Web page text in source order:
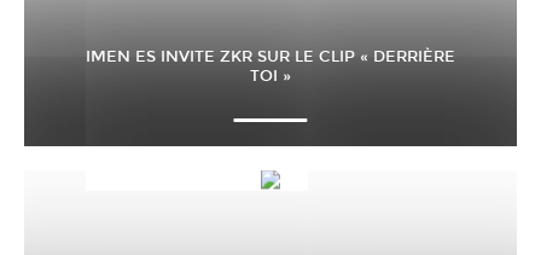
IMEN ES INVITE ZKR SUR LE CLIP « DERRIÈRE
TOI »